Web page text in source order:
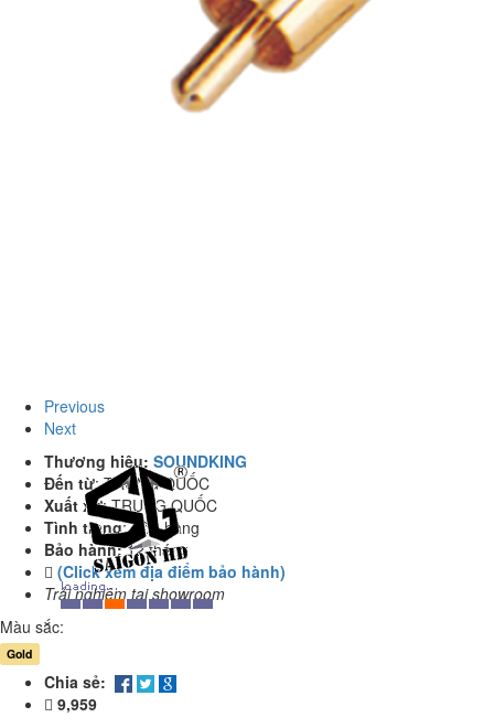
Previous
Next
Thương hiệu: SOUNDKING
Đến từ:TRUNG QUỐC
Xuất xứ:TRUNG QUỐC
Tình trạng:Còn hàng
Bảo hành: 12 tháng
(Click xem địa điểm bảo hành)
Trải nghiệm tại showroom
Màu sắc:
Gold
Chia sẻ:
9,959